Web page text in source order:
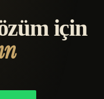
için